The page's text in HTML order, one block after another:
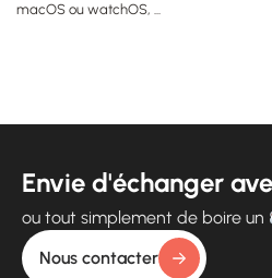
macOS ou watchOS, ...
Envie d'échanger
ou tout simplement de boire un
Nous contacter